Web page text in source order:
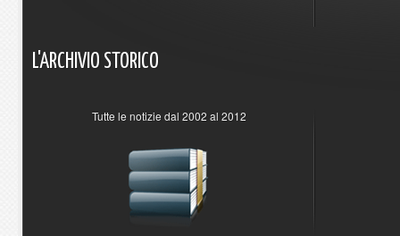
L'ARCHIVIO STORICO
Tutte le notizie dal 2002 al 2012